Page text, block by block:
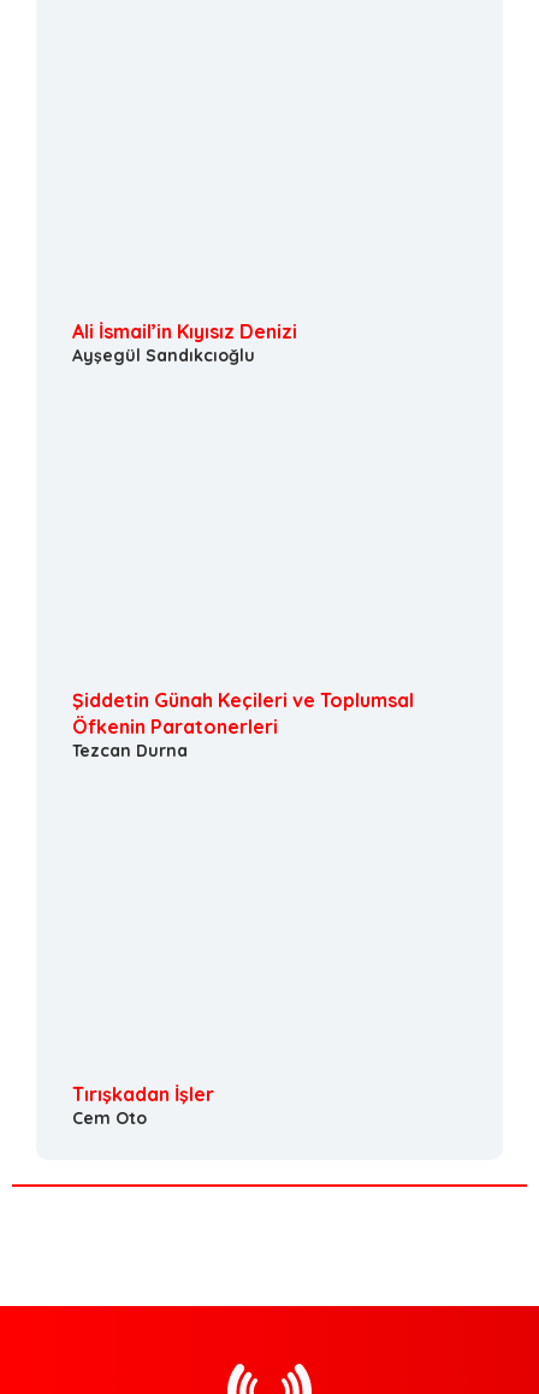
Ali İsmail’in Kıyısız Denizi
Ayşegül Sandıkcıoğlu
Şiddetin Günah Keçileri ve Toplumsal
Öfkenin Paratonerleri
Tezcan Durna
Tırışkadan İşler
Cem Oto